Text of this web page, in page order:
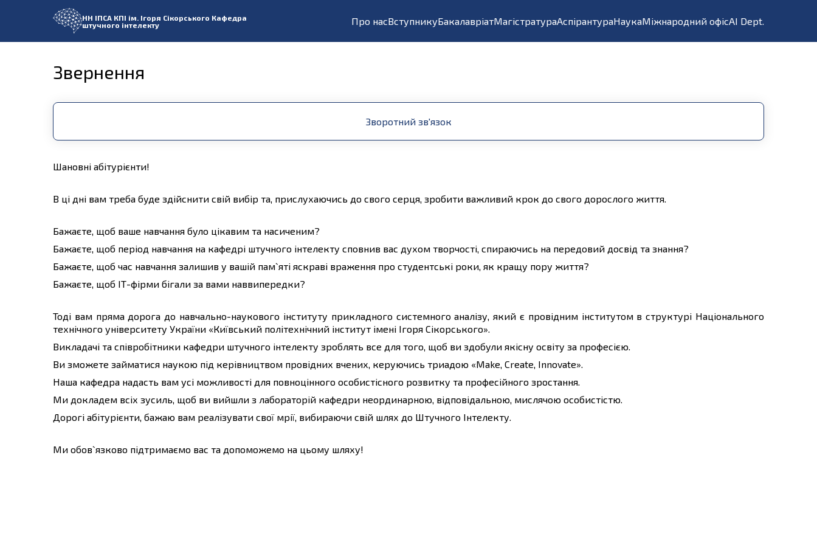
НН ІПСА КПІ ім. Ігоря Сікорського Кафедра
штучного інтелекту
Про насВступникуБакалавріатМагістратураАспірантураНаукаМіжнародний офісAI Dept.
Звернення
Зворотний зв'язок
Шановні абітурієнти!
В ці дні вам треба буде здійснити свій вибір та, прислухаючись до свого серця, зробити важливий крок до свого дорослого життя.
Бажаєте, щоб ваше навчання було цікавим та насиченим?
Бажаєте, щоб період навчання на кафедрі штучного інтелекту сповнив вас духом творчості, спираючись на передовий досвід та знання?
Бажаєте, щоб час навчання залишив у вашій пам`яті яскраві враження про студентські роки, як кращу пору життя?
Бажаєте, щоб ІТ-фірми бігали за вами наввипередки?
Тоді вам пряма дорога до навчально-наукового інституту прикладного системного аналізу, який є провідним інститутом в структурі Національного
технічного університету України «Київський політехнічний інститут імені Ігоря Сікорського».
Викладачі та співробітники кафедри штучного інтелекту зроблять все для того, щоб ви здобули якісну освіту за професією.
Ви зможете займатися наукою під керівництвом провідних вчених, керуючись триадою «Make, Create, Innovate».
Наша кафедра надасть вам усі можливості для повноцінного особистісного розвитку та професійного зростання.
Ми докладем всіх зусиль, щоб ви вийшли з лабораторій кафедри неординарною, відповідальною, мислячою особистістю.
Дорогі абітурієнти, бажаю вам реалізувати свої мрії, вибираючи свій шлях до Штучного Інтелекту.
Ми обов`язково підтримаємо вас та допоможемо на цьому шляху!